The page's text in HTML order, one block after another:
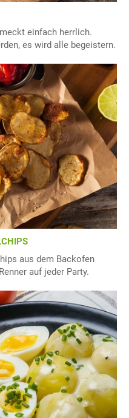
einfach herrlich.
es wird alle begeistern.
aus dem Backofen
auf jeder Party.